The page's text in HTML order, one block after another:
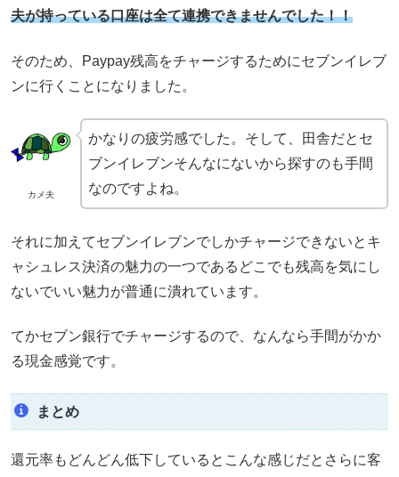
夫が持っている口座は全て連携できませんでした！！
そのため、Paypay残高をチャージするためにセブンイレブ
ンに行くことになりました。
カメ夫
かなりの疲労感でした。そして、田舎だとセ
ブンイレブンそんなにないから探すのも手間
なのですよね。
それに加えてセブンイレブンでしかチャージできないとキ
ャシュレス決済の魅力の一つであるどこでも残高を気にし
ないでいい魅力が普通に潰れています。
てかセブン銀行でチャージするので、なんなら手間がかか
る現金感覚です。
まとめ
還元率もどんどん低下しているとこんな感じだとさらに客